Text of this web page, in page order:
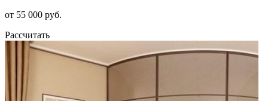
от 55 000 руб.
Рассчитать